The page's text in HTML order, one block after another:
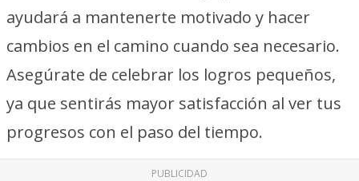
ayudará a mantenerte motivado y hacer
cambios en el camino cuando sea necesario.
Asegúrate de celebrar los logros pequeños,
ya que sentirás mayor satisfacción al ver tus
progresos con el paso del tiempo.
PUBLICIDAD